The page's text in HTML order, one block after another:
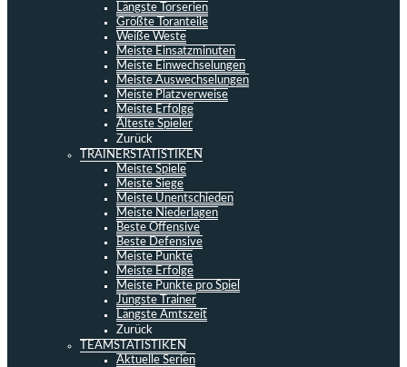
Längste Torserien
Größte Toranteile
Weiße Weste
Meiste Einsatzminuten
Meiste Einwechselungen
Meiste Auswechselungen
Meiste Platzverweise
Meiste Erfolge
Älteste Spieler
Zurück
TRAINERSTATISTIKEN
Meiste Spiele
Meiste Siege
Meiste Unentschieden
Meiste Niederlagen
Beste Offensive
Beste Defensive
Meiste Punkte
Meiste Erfolge
Meiste Punkte pro Spiel
Jüngste Trainer
Längste Amtszeit
Zurück
TEAMSTATISTIKEN
Aktuelle Serien